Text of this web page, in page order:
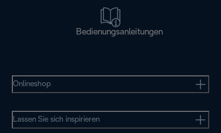
Bedienungsanleitungen
Onlineshop
Lassen Sie sich inspirieren